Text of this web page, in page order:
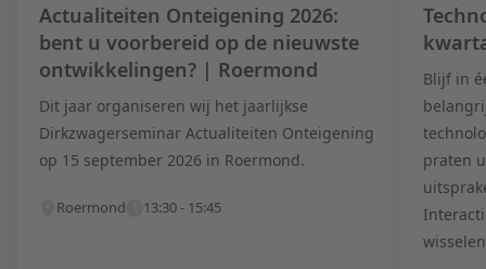
Actualiteiten Onteigening 2026:
bent u voorbereid op de nieuwste
ontwikkelingen? | Roermond
Dit jaar organiseren wij het jaarlijkse
Dirkzwagerseminar Actualiteiten Onteigening
op 15 september 2026 in Roermond.
Roermond 13:30 - 15:45
Blijf in
praten